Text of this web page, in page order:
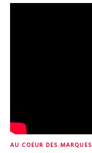
AU COEUR DES MARQUES